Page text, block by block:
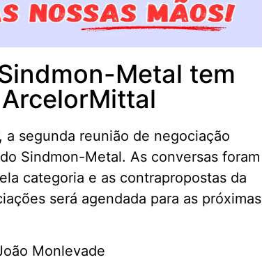
Metal tem
segunda reunião de negociação
Sindmon-Metal. As conversas foram
categoria e as contrapropostas da
será agendada para as próximas
Monlevade